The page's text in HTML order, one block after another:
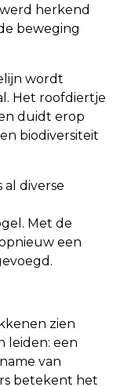
herkend
beweging
wordt
Het roofdiertje
duidt erop
biodiversiteit
diverse
Met de
een
zien
leiden: een
van
betekent het